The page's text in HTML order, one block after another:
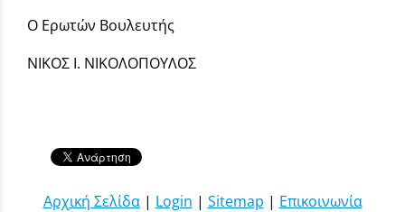
Ο Ερωτών Βουλευτής
ΝΙΚΟΣ Ι. ΝΙΚΟΛΟΠΟΥΛΟΣ
Αρχική Σελίδα| Login | Sitemap | Επικοινωνία